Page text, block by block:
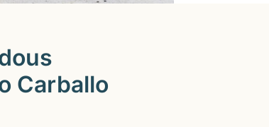
Carballo